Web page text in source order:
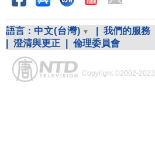
語言： 中文(台灣) 我們的服務
澄清與更正 倫理委員會
Copyright ©2002-2023